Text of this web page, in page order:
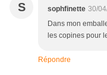
S sophfinette 30/
Dans mon
les copines pour
Répondre